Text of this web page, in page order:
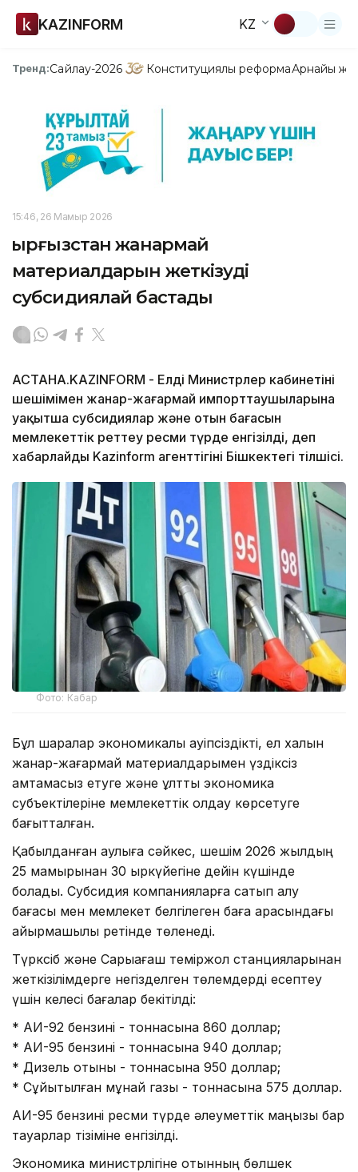
KAZINFORM KZ
Тренд:Сайлау-2026 Конституциялық реформаАрнайы
15:46, 26 Мамыр 2026
Қырғызстан жанармай
материалдарын жеткізуді
субсидиялай бастады
АСТАНА.KAZINFORM - Елдің Министрлер кабинетінің
шешімімен жанар-жағармай импорттаушыларына
уақытша субсидиялар және отын бағасын
мемлекеттік реттеу ресми түрде енгізілді, деп
хабарлайды Kazinform агенттігінің Бішкектегі тілшісі.
Фото: Кабар
Бұл шаралар экономикалық қауіпсіздікті, ел халқын
жанар-жағармай материалдарымен үздіксіз
қамтамасыз етуге және ұлттық экономика
субъектілеріне мемлекеттік қолдау көрсетуге
бағытталған.
Қабылданған қаулыға сәйкес, шешім 2026 жылдың
25 мамырынан 30 қыркүйегіне дейін күшінде
болады. Субсидия компанияларға сатып алу
бағасы мен мемлекет белгілеген баға арасындағы
айырмашылық ретінде төленеді.
Түрксіб және Сарыағаш теміржол станцияларынан
жеткізілімдерге негізделген төлемдерді есептеу
үшін келесі бағалар бекітілді:
* АИ-92 бензині - тоннасына 860 доллар;
* АИ-95 бензині - тоннасына 940 доллар;
* Дизель отыны - тоннасына 950 доллар;
* Сұйытылған мұнай газы - тоннасына 575 доллар.
АИ-95 бензині ресми түрде әлеуметтік маңызы бар
тауарлар тізіміне енгізілді.
Экономика министрлігіне отынның бөлшек